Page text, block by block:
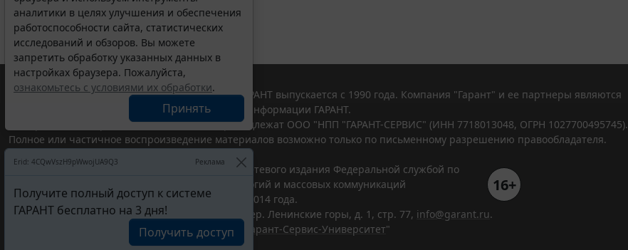
для юристов ...
аналитики в целях улучшения и обеспечения
работоспособности сайта, статистических
исследований и обзоров. Вы можете
запретить обработку указанных данных в
настройках браузера. Пожалуйста,
ознакомьтесь с условиями их обработки.
Принять
Erid: 4CQwVszH9pWwojUA9Q3 Реклама
Получите полный доступ к системе
ГАРАНТ бесплатно на 3 дня!
Получить доступ
© ООО "НПП "ГАРАНТ-СЕРВИС", 2026. Система ГАРАНТ выпускается с 1990 года. Компания "Гарант" и ее партнеры являются
участниками Российской ассоциации правовой информации ГАРАНТ.
Все права на материалы сайта ГАРАНТ.РУ принадлежат ООО "НПП "ГАРАНТ-СЕРВИС" (ИНН 7718013048, ОГРН 1027700495745).
Полное или частичное воспроизведение материалов возможно только по письменному разрешению правообладателя.
Портал ГАРАНТ.РУ зарегистрирован в качестве сетевого издания Федеральной службой по
надзору в сфере связи,информационных технологий и массовых коммуникаций
(Роскомнадзором), Эл № ФС77-58365 от 18 июня 2014 года.
16+
ООО "НПП "ГАРАНТ-СЕРВИС", 119234, г. Москва, тер. Ленинские горы, д. 1, стр. 77, info@garant.ru.
Разработчик ЭПС Система ГАРАНТ – ООО "НПП "
Гарант-Сервис-Университет"